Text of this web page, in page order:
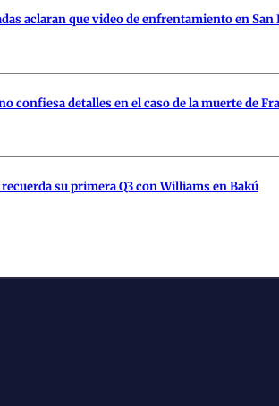
aclaran que video de enfrentamiento en San
confiesa detalles en el caso de la muerte de
su primera Q3 con Williams en Bakú